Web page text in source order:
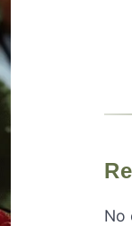
No